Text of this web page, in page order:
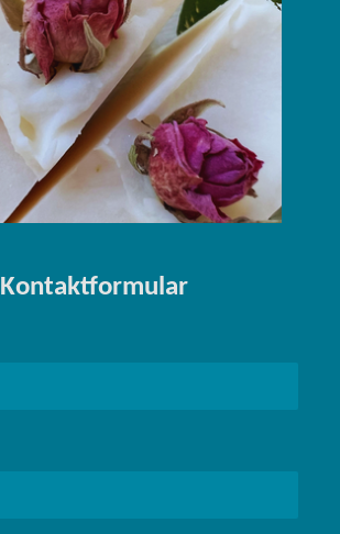
Kontaktformular